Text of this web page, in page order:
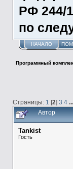
РФ 244/
по
НАЧАЛО
Программный
Страницы: 1 [2] 3 4 ...
Автор
Tankist
Гость